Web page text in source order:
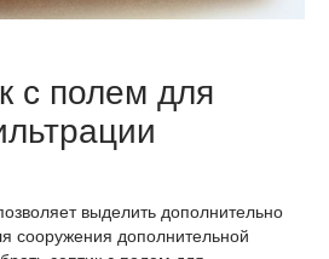
с полем для
выделить дополнительно
сооружения дополнительной